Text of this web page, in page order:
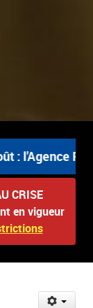
: l'Agence
CRISE
en vigueur